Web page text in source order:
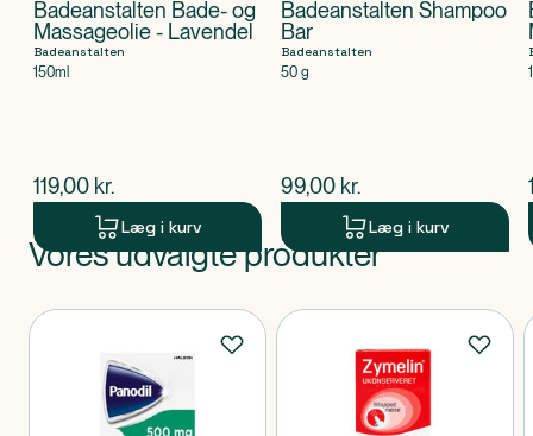
Badeanstalten Bade- og
Massageolie - Lavendel
Badeanstalten
150ml
$nuværende pris
119,00 kr.
Læg i kurv
Badeanstalten Shampoo
Bar
Badeanstalten
50 g
$nuværende pris
99,00 kr.
Læg i kurv
Produkt 1 af 0
Vores udvalgte produkter
Produkter